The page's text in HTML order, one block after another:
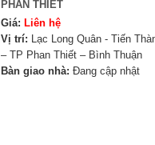
PHAN THIẾT
Giá: Liên hệ
Vị trí: Lạc Long Quân - Tiến
– TP Phan Thiết – Bình Thuận
Bàn giao nhà: Đang cập nhật